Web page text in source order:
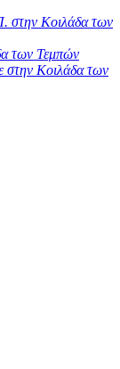
στην Κοιλάδα των
των Τεμπών
στην Κοιλάδα των